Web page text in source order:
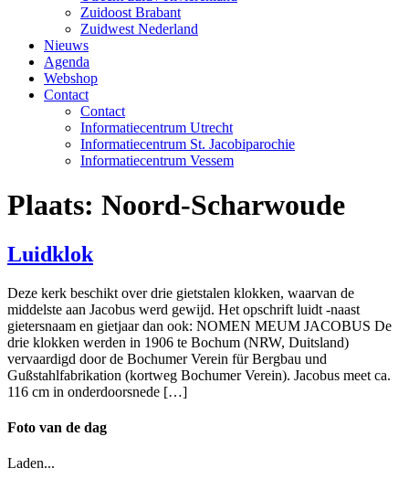
Zuidoost Brabant
Zuidwest Nederland
Nieuws
Agenda
Webshop
Contact
Contact
Informatiecentrum Utrecht
Informatiecentrum St. Jacobiparochie
Informatiecentrum Vessem
Plaats: Noord-Scharwoude
Luidklok
Deze kerk beschikt over drie gietstalen klokken, waarvan de
middelste aan Jacobus werd gewijd. Het opschrift luidt -naast
gietersnaam en gietjaar dan ook: NOMEN MEUM JACOBUS De
drie klokken werden in 1906 te Bochum (NRW, Duitsland)
vervaardigd door de Bochumer Verein für Bergbau und
Gußstahlfabrikation (kortweg Bochumer Verein). Jacobus meet ca.
116 cm in onderdoorsnede […]
Foto van de dag
Laden...